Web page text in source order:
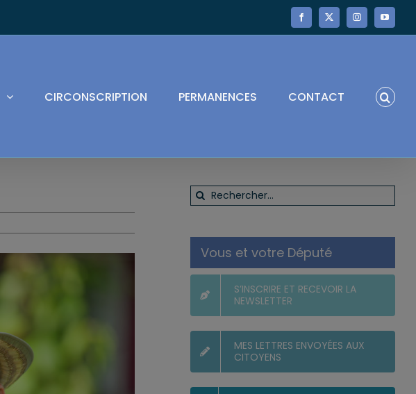
Facebook
X InstagramYouTube
CIRCONSCRIPTION PERMANENCES CONTACT
Rechercher:
Vous et votre Député
S’INSCRIRE ET RECEVOIR LA
NEWSLETTER
MES LETTRES ENVOYÉES AUX
CITOYENS